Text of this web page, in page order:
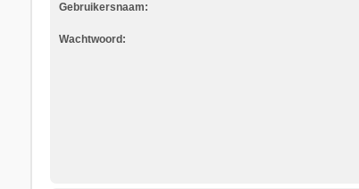
Gebruikersnaam:
Wachtwoord: